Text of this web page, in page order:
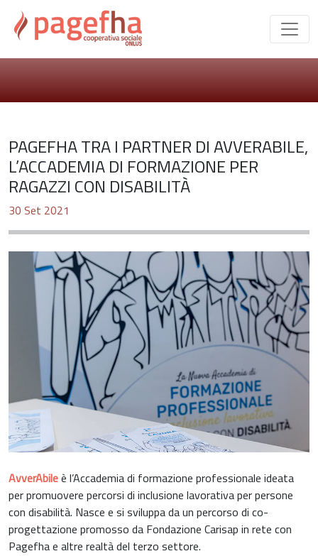
PAGEFHA TRA I PARTNER DI AVVERABILE,
L’ACCADEMIA DI FORMAZIONE PER
RAGAZZI CON DISABILITÀ
30 Set 2021
AvverAbileè l’Accademia di formazione professionale ideata
per promuovere percorsi di inclusione lavorativa per persone
con disabilità. Nasce e si sviluppa da un percorso di co-
progettazione promosso da Fondazione Carisap in rete con
Pagefha e altre realtà del terzo settore.